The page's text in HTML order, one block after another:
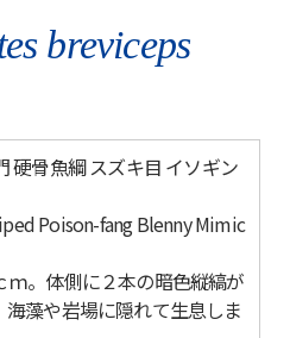
breviceps
硬骨魚綱 スズキ目 イソギン
Poison-fang Blenny Mimic
ｍ。体側に２本の暗色縦縞が
海藻や岩場に隠れて生息しま